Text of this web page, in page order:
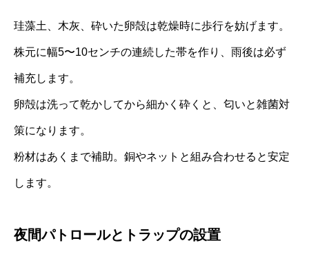
珪藻土、木灰、砕いた卵殻は乾燥時に歩行を妨げます。
株元に幅5〜10センチの連続した帯を作り、雨後は必ず
補充します。
卵殻は洗って乾かしてから細かく砕くと、匂いと雑菌対
策になります。
粉材はあくまで補助。銅やネットと組み合わせると安定
します。
夜間パトロールとトラップの設置